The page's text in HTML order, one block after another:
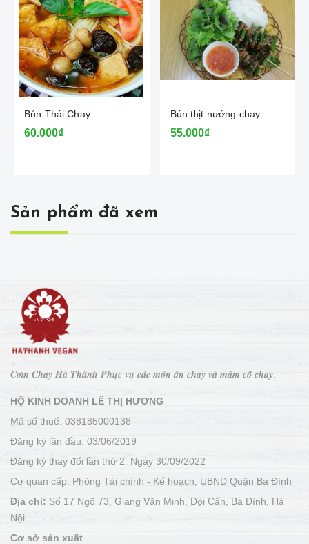
Bún Thái Chay
60.000₫
Bún thịt nướng chay
55.000₫
Sản phẩm đã xem
𝑪𝒐̛𝒎 𝑪𝒉𝒂𝒚 𝑯𝒂̀ 𝑻𝒉𝒂̀𝒏𝒉 𝑷𝒉𝒖̣𝒄 𝒗𝒖̣ 𝒄𝒂́𝒄 𝒎𝒐́𝒏 𝒂̆𝒏 𝒄𝒉𝒂𝒚 𝒗𝒂̀ 𝒎𝒂̂𝒎 𝒄𝒐̂̃ 𝒄𝒉𝒂𝒚.
HỘ KINH DOANH LÊ THỊ HƯƠNG
Mã số thuế: 038185000138
Đăng ký lần đầu: 03/06/2019
Đăng ký thay đổi lần thứ 2: Ngày 30/09/2022
Cơ quan cấp: Phòng Tài chính - Kế hoạch, UBND Quận Ba Đình
Địa chỉ: Số 17 Ngõ 73, Giang Văn Minh, Đội Cấn, Ba Đình, Hà
Nội.
Cơ sở sản xuất